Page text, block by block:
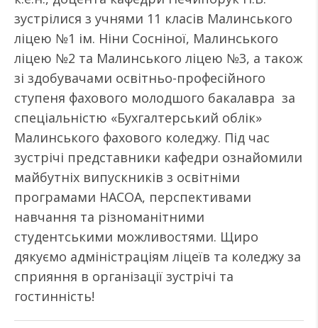
зустрілися з учнями 11 класів Малинського
ліцею №1 ім. Ніни Сосніної, Малинського
ліцею №2 та Малинського ліцею №3, а також
зі здобувачами освітньо-професійного
ступеня фахового молодшого бакалавра за
спеціальністю «Бухгалтерський облік»
Малинського фахового коледжу. Під час
зустрічі представники кафедри ознайомили
майбутніх випускників з освітніми
програмами НАСОА, перспективами
навчання та різноманітними
студентськими можливостями. Щиро
дякуємо адміністраціям ліцеїв та коледжу за
сприяння в організації зустрічі та
гостинність!